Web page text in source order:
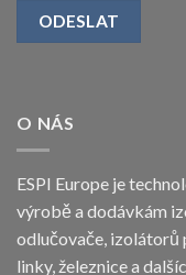
O NÁS
ESPI Europe je
výrobě a dodávkám
odlučovače, izolátorů
linky, železnice a